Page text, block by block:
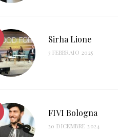
Sirha Lione
3 FEBBRAIO 2025
FIVI Bologna
20 DICEMBRE 2024